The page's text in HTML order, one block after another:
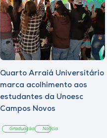
Quarto Arraiá Universitário
marca acolhimento aos
estudantes da Unoesc
Campos Novos
Graduação Notícia